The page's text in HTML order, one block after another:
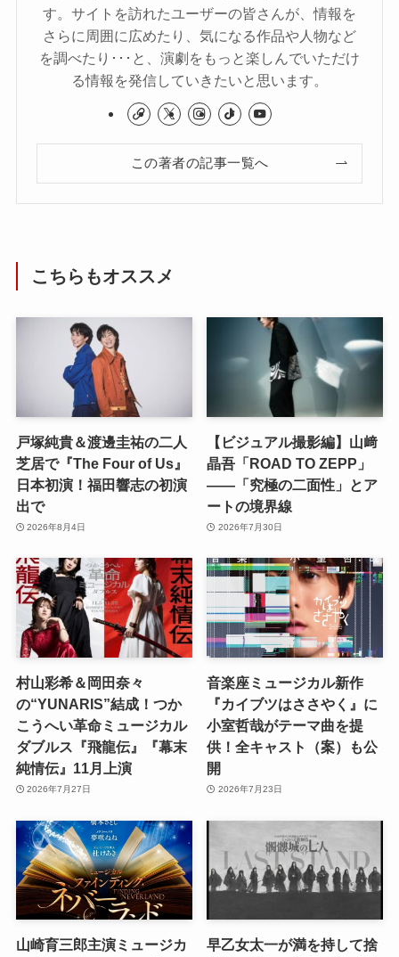
す。サイトを訪れたユーザーの皆さんが、情報を
さらに周囲に広めたり、気になる作品や人物など
を調べたり･･･と、演劇をもっと楽しんでいただけ
る情報を発信していきたいと思います。
この著者の記事一覧へ
こちらもオススメ
戸塚純貴＆渡邊圭祐の二人
芝居で『The Four of Us』
日本初演！福田響志の初演
出で
2026年8月4日
【ビジュアル撮影編】山﨑
晶吾「ROAD TO ZEPP」
――「究極の二面性」とア
ートの境界線
2026年7月30日
村山彩希＆岡田奈々
の“YUNARIS”結成！つか
こうへい革命ミュージカル
ダブルス『飛龍伝』『幕末
純情伝』11月上演
2026年7月27日
音楽座ミュージカル新作
『カイブツはささやく』に
小室哲哉がテーマ曲を提
供！全キャスト（案）も公
開
2026年7月23日
山崎育三郎主演ミュージカ
早乙女太一が満を持して捨